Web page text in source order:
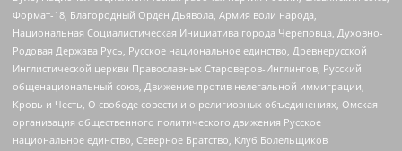
Формат-18, Благородный Орден Дьявола, Армия воли народа,
Национальная Социалистическая Инициатива города Череповца, Духовно-
Родовая Держава Русь, Русское национальное единство, Древнерусской
Инглистической церкви Православных Староверов-Инглингов, Русский
общенациональный союз, Движение против нелегальной иммиграции,
Кровь и Честь, О свободе совести и о религиозных объединениях, Омская
организация общественного политического движения Русское
национальное единство, Северное Братство, Клуб Болельщиков